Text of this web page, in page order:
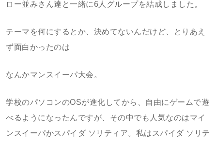
ロー並みさん達と一緒に6人グループを結成しました。
テーマを何にするとか、決めてないんだけど、とりあえ
ず面白かったのは
なんかマンスイーパ大会。
学校のパソコンのOSが進化してから、自由にゲームで遊
べるようになったんですが、その中でも人気なのはマイ
ンスイーパかスパイダ ソリティア。私はスパイダ ソリテ